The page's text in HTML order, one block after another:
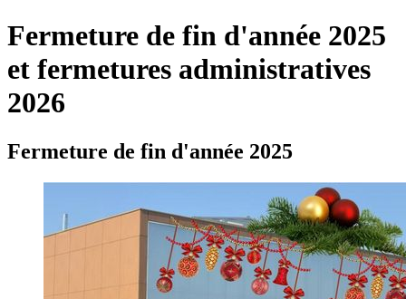
Fermeture de fin d'année 2025
et fermetures administratives
2026
Fermeture de fin d'année 2025